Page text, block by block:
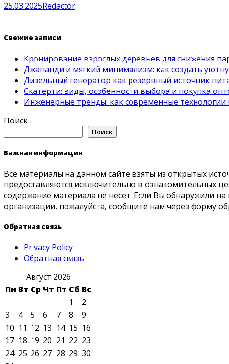
25.03.2025Redactor
Свежие записи
Кронирование взрослых деревьев для снижения
Джапанди и мягкий минимализм: как создать
Дизельный генератор как резервный источник
Скатерти: виды, особенности выбора и покупка
Инженерные тренды: как современные
Поиск
Поиск
Важная информация
Все материалы на данном сайте взяты из открытых
предоставляются исключительно в ознакомительных
содержание материала не несет. Если Вы обнаружили
организации, пожалуйста, сообщите нам через форму
Обратная связь
Privacy Policy
Обратная связь
Август 2026
Пн Вт Ср Чт Пт Сб Вс
1
2
3
4 5 6 7 8
9
10 11 12 13 14 15 16
17 18 19 20 21 22 23
24 25 26 27 28 29 30